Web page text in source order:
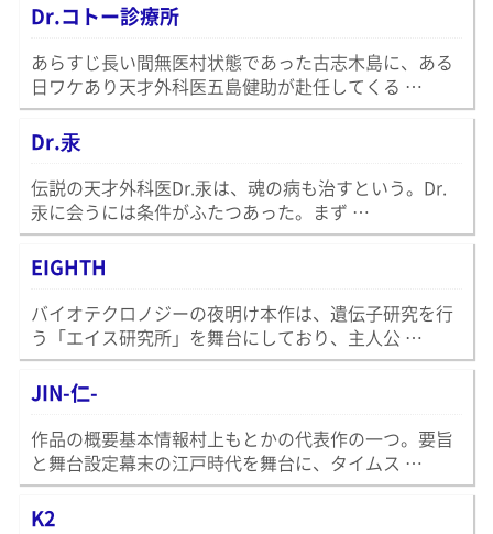
Dr.コトー診療所
あらすじ長い間無医村状態であった古志木島に、ある
日ワケあり天才外科医五島健助が赴任してくる …
Dr.汞
伝説の天才外科医Dr.汞は、魂の病も治すという。Dr.
汞に会うには条件がふたつあった。まず …
EIGHTH
バイオテクロノジーの夜明け本作は、遺伝子研究を行
う「エイス研究所」を舞台にしており、主人公 …
JIN-仁-
作品の概要基本情報村上もとかの代表作の一つ。要旨
と舞台設定幕末の江戸時代を舞台に、タイムス …
K2